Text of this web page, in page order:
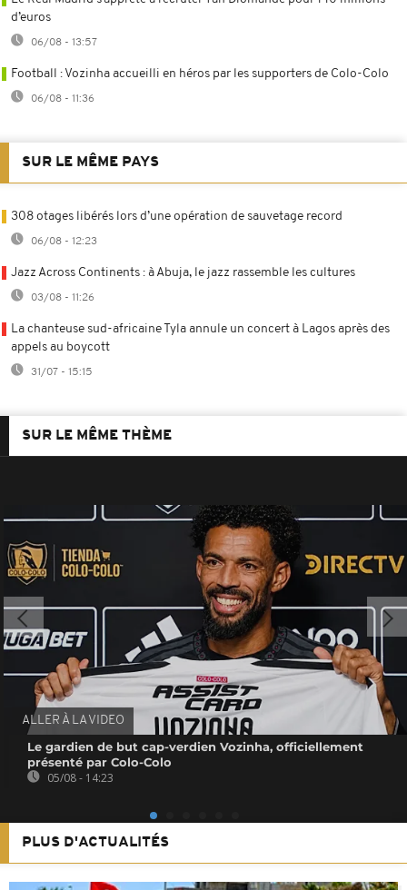
d’euros
06/08 - 13:57
Football : Vozinha accueilli en héros par les supporters de Colo-Colo
06/08 - 11:36
SUR LE MÊME PAYS
308 otages libérés lors d’une opération de sauvetage record
06/08 - 12:23
Jazz Across Continents : à Abuja, le jazz rassemble les cultures
03/08 - 11:26
La chanteuse sud-africaine Tyla annule un concert à Lagos après des
appels au boycott
31/07 - 15:15
SUR LE MÊME THÈME
ALLER À LA VIDEO
Le gardien de but cap-verdien Vozinha, officiellement
présenté par Colo-Colo
05/08 - 14:23
PLUS D'ACTUALITÉS